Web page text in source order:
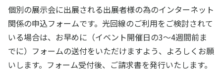
個別の展示会に出展される出展者様の為のインターネット
関係の申込フォームです。光回線のご利用をご検討されて
いる場合は、お早めに（イベント開催日の3～4週間前ま
でに）フォームの送付をいただけますよう、よろしくお願
いします。フォーム受付後、ご請求書を発行いたします。